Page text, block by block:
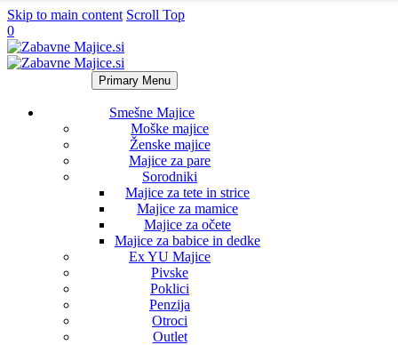
Skip to main content Scroll Top
0
Primary Menu
Smešne Majice
Moške majice
Ženske majice
Majice za pare
Sorodniki
Majice za tete in strice
Majice za mamice
Majice za očete
Majice za babice in dedke
Ex YU Majice
Pivske
Poklici
Penzija
Otroci
Outlet